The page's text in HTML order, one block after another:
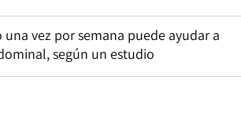
una vez por semana puede ayudar a
según un estudio